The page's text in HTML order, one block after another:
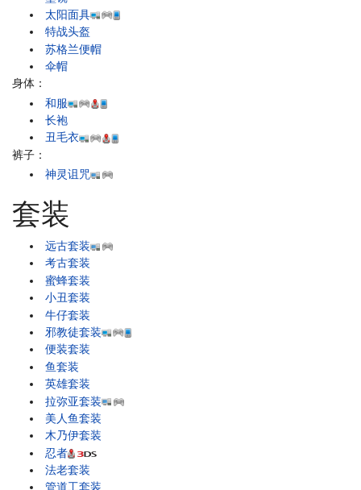
太阳面具
特战头盔
苏格兰便帽
伞帽
身体：
和服
长袍
丑毛衣
裤子：
神灵诅咒
套装
远古套装
考古套装
蜜蜂套装
小丑套装
牛仔套装
邪教徒套装
便装套装
鱼套装
英雄套装
拉弥亚套装
美人鱼套装
木乃伊套装
忍者
法老套装
管道工套装